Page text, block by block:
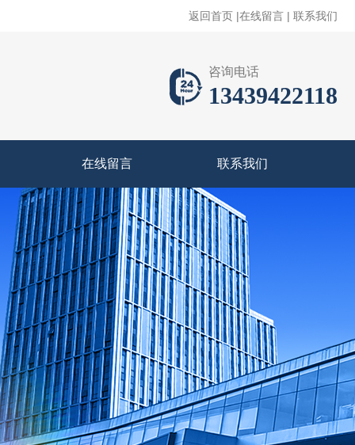
返回首页 |在线留言 | 联系我们
咨询电话
13439422118
在线留言 联系我们